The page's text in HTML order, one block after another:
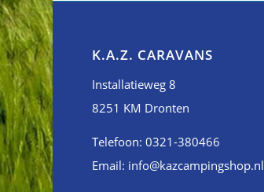
K.A.Z. CARAVANS
Installatieweg 8
8251 KM Dronten
Telefoon: 0321-380466
Email: info@kazcampingshop.nl